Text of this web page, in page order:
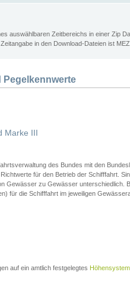
auswählbaren Zeitbereichs in einer Zip
in den Download-Dateien ist
Pegelkennwerte
Marke III
des Bundes mit den
für den Betrieb der Schifffahrt.
Gewässer zu Gewässer unterschiedlich.
für die Schifffahrt im jeweiligen
auf ein amtlich festgelegtes Höhensystem